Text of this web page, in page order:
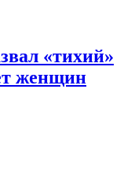
«тихий»
женщин